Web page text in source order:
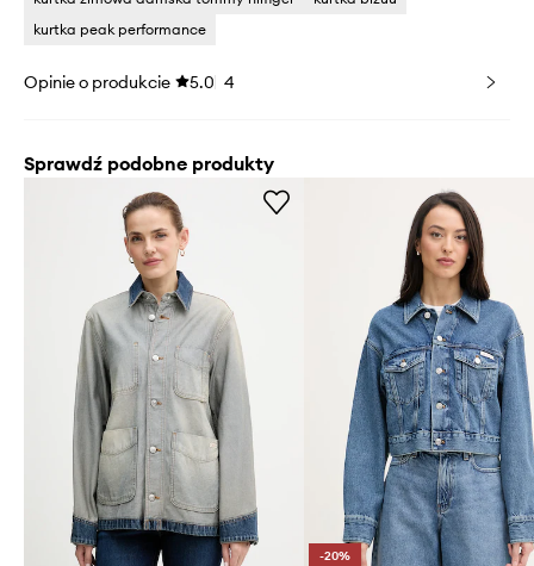
kurtka peak performance
Opinie o produkcie 5.0 4
Sprawdź podobne produkty
-20%